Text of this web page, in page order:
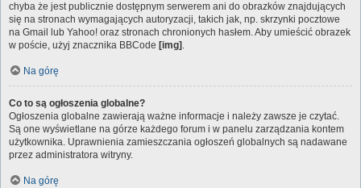
chyba że jest publicznie dostępnym serwerem ani do obrazków znajdujących
się na stronach wymagających autoryzacji, takich jak, np. skrzynki pocztowe
na Gmail lub Yahoo! oraz stronach chronionych hasłem. Aby umieścić obrazek
w poście, użyj znacznika BBCode [img] .
Na górę
Co to są ogłoszenia globalne?
Ogłoszenia globalne zawierają ważne informacje i należy zawsze je czytać.
Są one wyświetlane na górze każdego forum i w panelu zarządzania kontem
użytkownika. Uprawnienia zamieszczania ogłoszeń globalnych są nadawane
przez administratora witryny.
Na górę